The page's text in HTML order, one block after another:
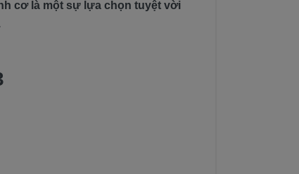
cơ là một sự lựa chọn tuyệt vời